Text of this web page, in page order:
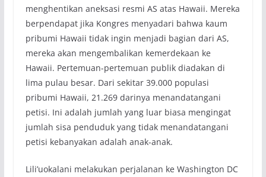
menghentikan aneksasi resmi AS atas Hawaii. Mereka
berpendapat jika Kongres menyadari bahwa kaum
pribumi Hawaii tidak ingin menjadi bagian dari AS,
mereka akan mengembalikan kemerdekaan ke
Hawaii. Pertemuan-pertemuan publik diadakan di
lima pulau besar. Dari sekitar 39.000 populasi
pribumi Hawaii, 21.269 darinya menandatangani
petisi. Ini adalah jumlah yang luar biasa mengingat
jumlah sisa penduduk yang tidak menandatangani
petisi kebanyakan adalah anak-anak.
Lili’uokalani melakukan perjalanan ke Washington DC